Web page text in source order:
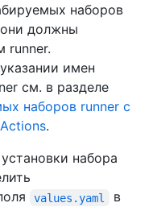
наборов
должны
runner.
имен
см. в разделе
наборов runner с
.
набора
values.yaml
в